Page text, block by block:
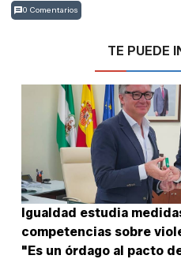
0 Comentarios
TE PUEDE
Igualdad estudia
competencias sobre
"Es un órdago al pacto